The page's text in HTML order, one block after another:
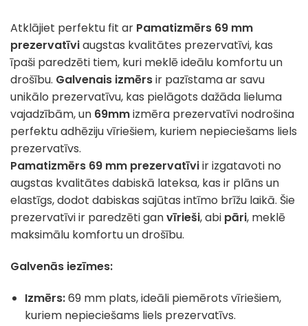
Atklājiet perfektu fit ar Pamatizmērs 69 mm
prezervatīviaugstas kvalitātes prezervatīvi, kas
īpaši paredzēti tiem, kuri meklē ideālu komfortu un
drošību. Galvenais izmērsir pazīstama ar savu
unikālo prezervatīvu, kas pielāgots dažāda lieluma
vajadzībām, un 69mmizmēra prezervatīvi nodrošina
perfektu adhēziju vīriešiem, kuriem nepieciešams liels
prezervatīvs.
Pamatizmērs 69 mm prezervatīviir izgatavoti no
augstas kvalitātes dabiskā lateksa, kas ir plāns un
elastīgs, dodot dabiskas sajūtas intīmo brīžu laikā. Šie
prezervatīvi ir paredzēti ganvīrieši, abi pāri, meklē
maksimālu komfortu un drošību.
Galvenās iezīmes:
Izmērs:69 mm plats, ideāli piemērots vīriešiem,
kuriem nepieciešams liels prezervatīvs.